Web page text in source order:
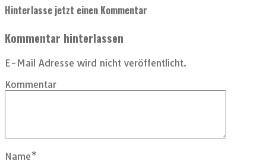
Hinterlasse jetzt einen Kommentar
Kommentar hinterlassen
E-Mail Adresse wird nicht veröffentlicht.
Kommentar
Name*